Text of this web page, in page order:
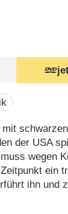
mit schwarzen
der USA
wegen
ein
ihn und